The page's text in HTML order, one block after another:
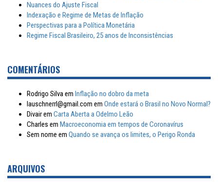
Nuances do Ajuste Fiscal
Indexação e Regime de Metas de Inflação
Perspectivas para a Política Monetária
Regime Fiscal Brasileiro, 25 anos de Inconsistências
COMENTÁRIOS
Rodrigo Silvaem Inflação no dobro da meta
lauschnerrl@gmail.com em Onde estará o Brasil no Novo Normal?
Divairem Carta Aberta a Odelmo Leão
Charles em Macroeconomia em tempos de Coronavírus
Sem nome em Quando se avança os limites, o Perigo Ronda
ARQUIVOS